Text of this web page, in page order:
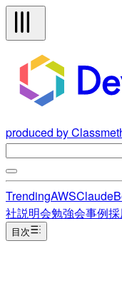
produced by
TrendingAWSClaude
社説明会勉強会事例
目次